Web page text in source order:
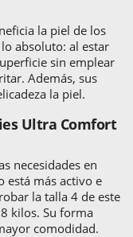
la piel de los
absoluto: al estar
sin emplear
Además, sus
la piel.
Ultra Comfort
necesidades en
está más activo e
la talla 4 de este
kilos. Su forma
comodidad.